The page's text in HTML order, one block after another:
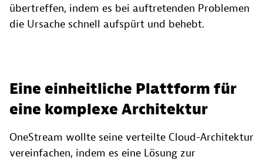
übertreffen, indem es bei auftretenden Problemen
die Ursache schnell aufspürt und behebt.
Eine einheitliche Plattform für
eine komplexe Architektur
OneStream wollte seine verteilte Cloud-Architektur
vereinfachen, indem es eine Lösung zur